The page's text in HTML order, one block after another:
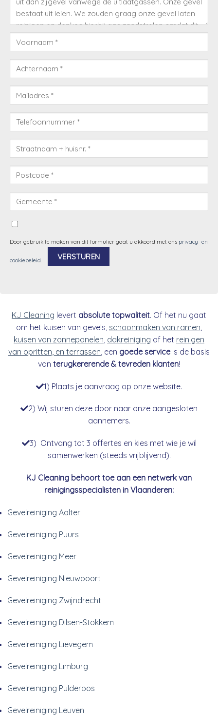
Door gebruik te maken van dit formulier gaat u akkoord met ons privacy- en
cookiebeleid.
KJ Cleaning levert absolute topwaliteit. Of het nu gaat
om het kuisen van gevels, schoonmaken van ramen
kuisen van zonnepanelen dakreiniging of het reinigen
van opritten, en terrassen , een goede serviceis de basis
van terugkererende & tevreden klanten!
1) Plaats je aanvraag op onze website.
2) Wij sturen deze door naar onze aangesloten
aannemers.
3) Ontvang tot 3 offertes en kies met wie je wil
samenwerken (steeds vrijblijvend).
KJ Cleaning behoort toe aan een netwerk van
reinigingsspecialisten in Vlaanderen:
Gevelreiniging Aalter
Gevelreiniging Puurs
Gevelreiniging Meer
Gevelreiniging Nieuwpoort
Gevelreiniging Zwijndrecht
Gevelreiniging Dilsen-Stokkem
Gevelreiniging Lievegem
Gevelreiniging Limburg
Gevelreiniging Pulderbos
Gevelreiniging Leuven